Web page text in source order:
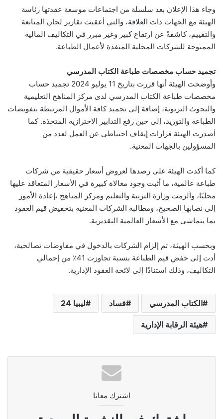
وجاء هذا الإعلان بعد سلسلة من اجتماعات موسعة عقدتها رئاسة
الهيئة مع الجهات ذات العلاقة، والتي أعقبت تقارير لجان المتابعة
والتقييم، كاشفةً عن ارتفاع كبير وغير مبرر في التكاليف المالية
الممنوحة للشركات المحلية المنفذة لأعمال الطباعة.
تجميد حساب مخصصات طباعة الكتاب المدرسي
وأوضحت الهيئة أنها قررت بتاريخ 11 يوليو 2024 تجميد حساب
مخصصات طباعة الكتاب المدرسي لدى مركز المناهج التعليمية
والبحوث التربوية، إضافة إلى تجميد كافة الأموال المرتبطة بتفويضات
الطباعة والتوريد، إلى حين رفع التدابير الاحترازية المتخذة. كما
أصدرت الهيئة قرارات إيقاف احتياطي عن العمل لعدد من
المسؤولين بالجهات المعنية.
كما أكدت الهيئة على رصدها لعروض أسعار حقيقية من شركات
طباعة عالمية، ما أثبت وجود مغالاة كبيرة في الأسعار المتعاقد عليها
محليًا، وألزمت وزارة التربية والتعليم ومركز المناهج بإعادة الأمور
إلى نصابها الصحيح، ومطالبة الشركات المعنية بتخفيض قيم العقود
بما يتماشى مع الأسعار العالمية التقديرية.
وبحسب الهيئة، تم إلزام الشركات بالدخول في مفاوضات تصالحية،
أدت إلى خفض قيم الطباعة بنسبة تجاوزت 41٪ من إجمالي
التكاليف، وذلك استنادًا إلى لائحة العقود الإدارية.
الكتاب المدرسي فساد ليبيا 24
هيئة الرقابة الإدارية
اشترك معانا